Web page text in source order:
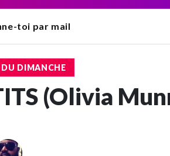
toi par mail
DIMANCHE
(Olivia